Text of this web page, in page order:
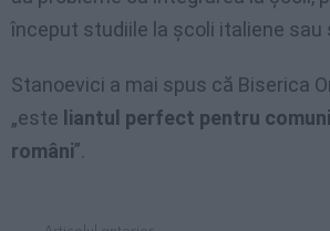
început studiile la şcoli italiene sau
Stanoevici a mai spus că Biserica
„este liantul perfect pentru
români”.